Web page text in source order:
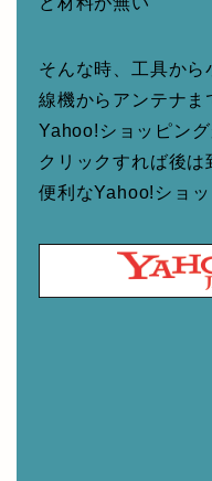
そんな時、工具か
線機からアンテナま
Yahoo!ショッピング
クリックすれば後
便利なYahoo!ショッ